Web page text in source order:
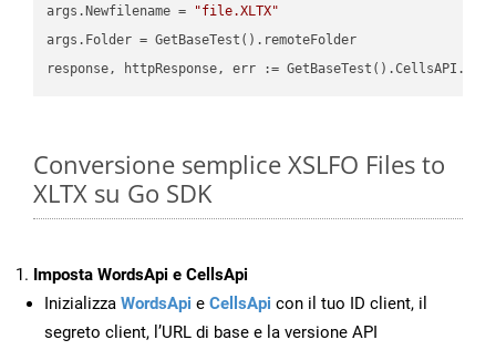
args.Newfilename =
"file.XLTX"
args.Folder = GetBaseTest().remoteFolder
Conversione semplice XSLFO Files to
XLTX su Go SDK
Imposta WordsApi e CellsApi
Inizializza WordsApi e CellsApi con il tuo ID client, il
segreto client, l’URL di base e la versione API